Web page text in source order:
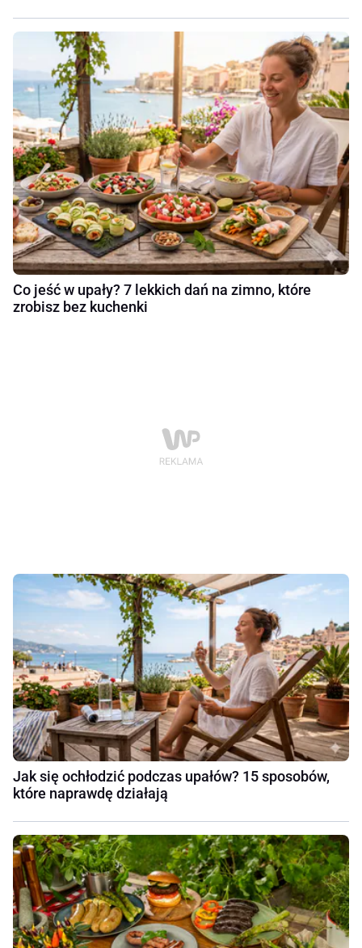
Co jeść w upały? 7 lekkich dań na zimno, które
zrobisz bez kuchenki
Jak się ochłodzić podczas upałów? 15 sposobów,
które naprawdę działają